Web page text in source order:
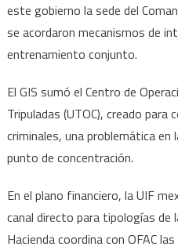
este gobierno la sede del
se acordaron mecanismos de
entrenamiento conjunto.
El GIS sumó el Centro de
Tripuladas (UTOC), creado
criminales, una problemática
punto de concentración.
En el plano financiero, la UIF
canal directo para tipologías de
Hacienda coordina con OFAC